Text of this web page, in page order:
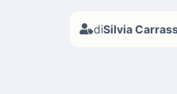
diSilvia